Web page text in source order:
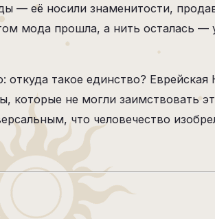
— её носили знаменитости,
мода прошла, а нить осталась —
такое единство? Еврейская
которые не могли заимствовать
что человечество